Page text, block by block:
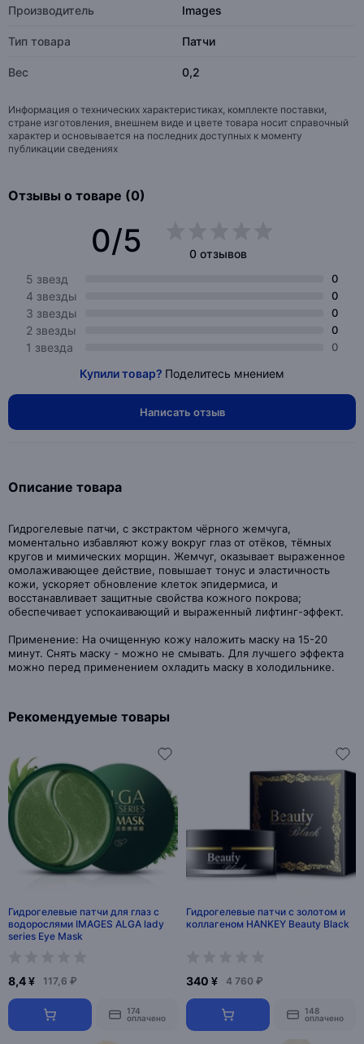
Производитель Images
Тип товара Патчи
Вес 0,2
Информация о технических характеристиках, комплекте поставки,
стране изготовления, внешнем виде и цвете товара носит справочный
характер и основывается на последних доступных к моменту
публикации сведениях
Отзывы о товаре (0)
0/5
0 отзывов
5 звезд
0
4 звезды 0
3 звезды 0
2 звезды 0
1 звезда 0
Купили товар? Поделитесь мнением
Написать отзыв
Описание товара
Гидрогелевые патчи, с экстрактом чёрного жемчуга,
моментально избавляют кожу вокруг глаз от отёков, тёмных
кругов и мимических морщин. Жемчуг, оказывает выраженное
омолаживающее действие, повышает тонус и эластичность
кожи, ускоряет обновление клеток эпидермиса, и
восстанавливает защитные свойства кожного покрова;
обеспечивает успокаивающий и выраженный лифтинг-эффект.
Применение: На очищенную кожу наложить маску на 15-20
минут. Снять маску - можно не смывать. Для лучшего эффекта
можно перед применением охладить маску в холодильнике.
Рекомендуемые товары
Гидрогелевые патчи для глаз с
водорослями IMAGES ALGA lady
series Eye Mask
8,4 ¥ 117,6 ₽
174
оплачено
Гидрогелевые патчи с золотом и
коллагеном HANKEY Beauty Black
340 ¥ 4 760 ₽
148
оплачено